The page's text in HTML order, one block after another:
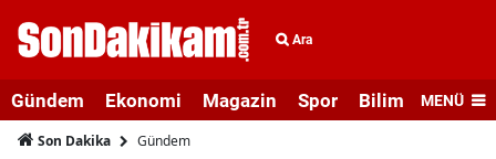
Ara
Gündem Ekonomi Magazin Spor Bilim veMENÜ
Son Dakika Gündem